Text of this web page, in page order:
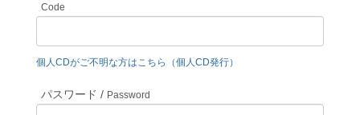
Code
個人CDがご不明な方はこちら（個人CD発行）
パスワード / Password